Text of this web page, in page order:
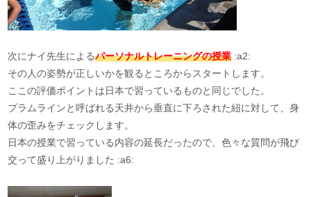
次にナイ先生によるパーソナルトレーニングの授業 :a2:
その人の姿勢が正しいかを観るところからスタートします。
ここの評価ポイントは日本で習っているものと同じでした。
プラムラインと呼ばれる天井から垂直に下ろされた紐に対して、身
体の歪みをチェックします。
日本の授業で習っている内容の延長だったので、色々な質問が飛び
交って盛り上がりました :a6: